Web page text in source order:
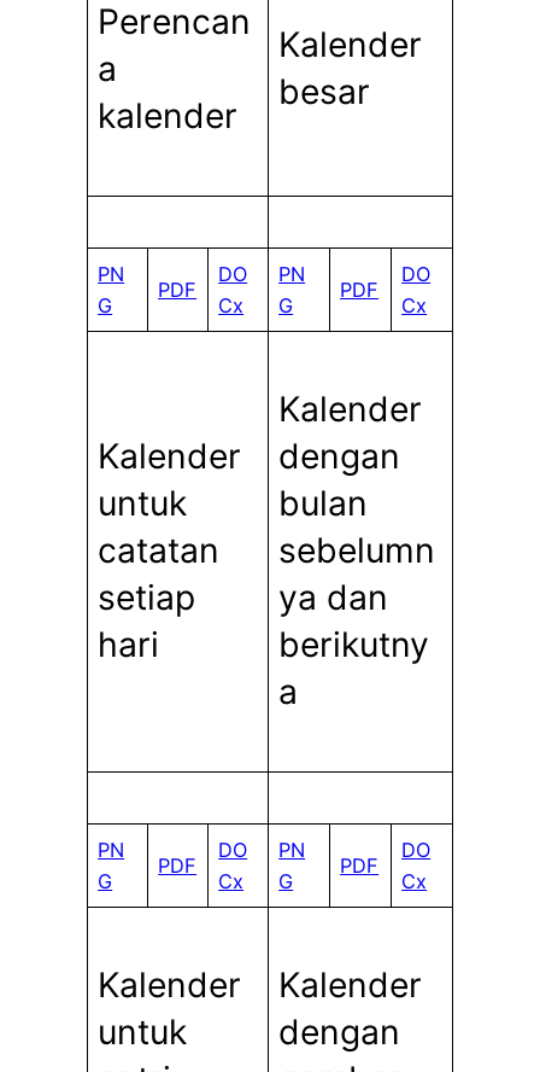
Perencan
a
kalender
Kalender
besar
PN
G
PDF
DO
Cx
PN
G
PDF
DO
Cx
Kalender
untuk
catatan
setiap
hari
Kalender
dengan
bulan
sebelumn
ya dan
berikutny
a
PN
G
PDF
DO
Cx
PN
G
PDF
DO
Cx
Kalender
untuk
Kalender
dengan